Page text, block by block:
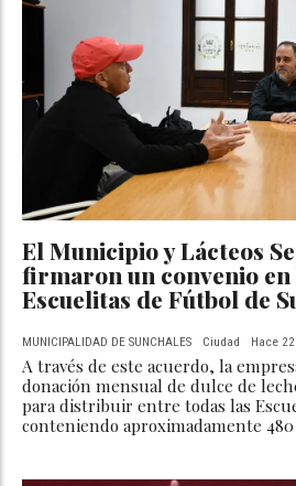
El Municipio y Lácteos
firmaron un convenio en
Escuelitas de Fútbol de
MUNICIPALIDAD DE SUNCHALES Ciudad Hace
A través de este acuerdo, la
donación mensual de dulce de
para distribuir entre todas las
conteniendo aproximadamente